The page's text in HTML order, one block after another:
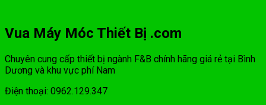
Vua Máy Móc Thiết Bị .com
Chuyên cung cấp thiết bị ngành F&B chính hãng giá rẻ tại Bình
Dương và khu vực phí Nam
Điện thoại: 0962.129.347